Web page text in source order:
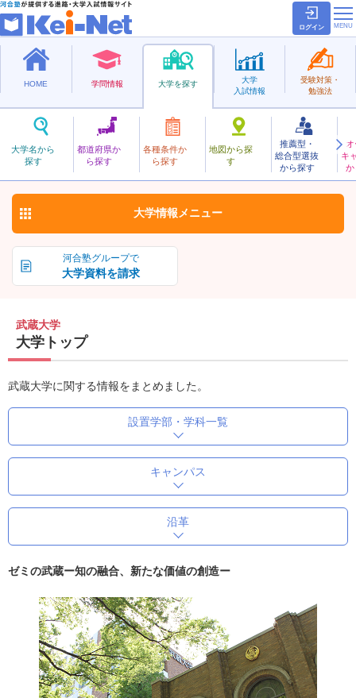
ログイン
HOME 学問情報 大学を探す
大学名から
探す
都道府県か
ら探す
各種条件か
ら探す
地図から探
す
推薦型・
総合型選抜
から探す
キ
か
大学
入試情報
受験対策・
勉強法
私立
むさし
武蔵大学 お気に入り
河合塾グループで
大学資料を請求
大学情報 メニュー
武蔵大学
大学トップ
武蔵大学に関する情報をまとめました。
設置学部・学科一覧
キャンパス
沿革
ゼミの武蔵ー知の融合、新たな価値の創造ー